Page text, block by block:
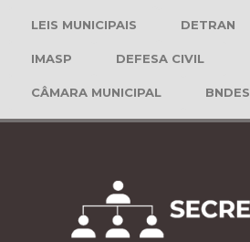
LEIS MUNICIPAIS DETRAN
IMASP DEFESA CIVIL
CÂMARA MUNICIPAL BNDES